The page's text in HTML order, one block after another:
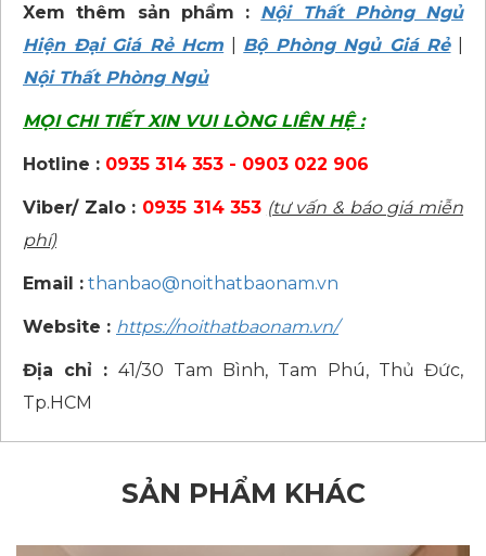
Xem thêm sản phẩm : Nội Thất Phòng Ngủ
Hiện Đại Giá Rẻ Hcm
Bộ Phòng Ngủ Giá Rẻ|
Nội Thất Phòng Ngủ
MỌI CHI TIẾT XIN VUI LÒNG LIÊN HỆ :
Hotline : 0935 314 353 - 0903 022 906
Viber/ Zalo : 0935 314 353 (tư vấn & báo giá miễn
phí)
Email : thanbao@noithatbaonam.vn
Website : https://noithatbaonam.vn/
Địa chỉ : 41/30 Tam Bình, Tam Phú, Thủ Đức,
Tp.HCM
SẢN PHẨM KHÁC